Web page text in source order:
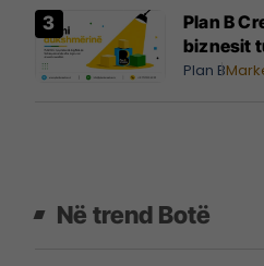
Plan B
biznesit
Plan B
Në trend Botë